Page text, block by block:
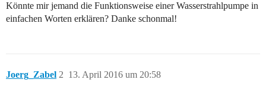
Könnte mir jemand die Funktionsweise einer Wasserstrahlpumpe in
einfachen Worten erklären? Danke schonmal!
Joerg_Zabel 13. April 2016 um 20:58
2